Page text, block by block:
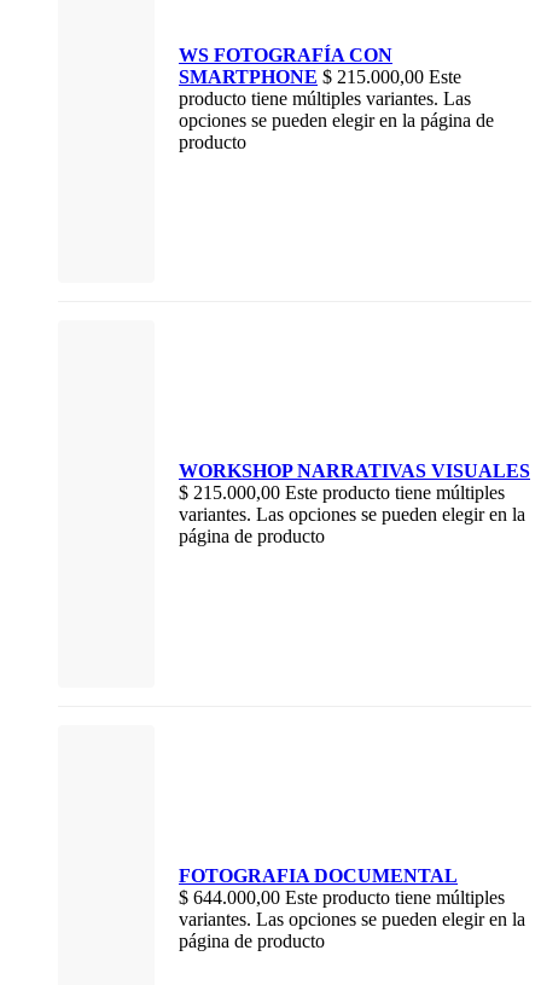
WS FOTOGRAFÍA CON
SMARTPHONE $ 215.000,00 Este
producto tiene múltiples variantes. Las
opciones se pueden elegir en la página de
producto
WORKSHOP NARRATIVAS VISUALES
$ 215.000,00 Este producto tiene múltiples
variantes. Las opciones se pueden elegir en la
página de producto
FOTOGRAFIA DOCUMENTAL
$ 644.000,00 Este producto tiene múltiples
variantes. Las opciones se pueden elegir en la
página de producto